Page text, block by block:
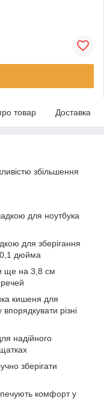
товар Доставка
збільшення
для ноутбука
для зберігання
дюйма
ще на 3,8 см
кишеня для
різні
надійного
зберігати
комфорт у